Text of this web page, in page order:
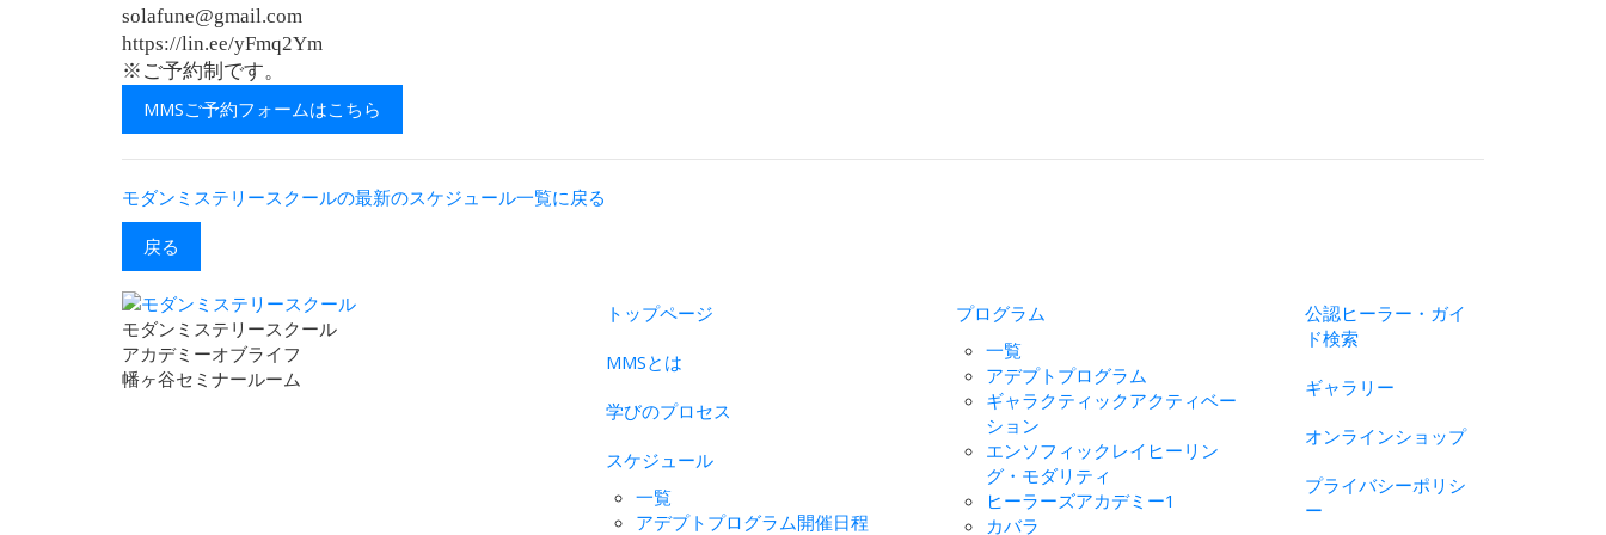
solafune@gmail.com
https://lin.ee/yFmq2Ym
※ご予約制です。
MMSご予約フォームはこちら
モダンミステリースクールの最新のスケジュール一覧に戻る
戻る
モダンミステリースクール
アカデミーオブライフ
幡ヶ谷セミナールーム
トップページ
MMSとは
学びのプロセス
スケジュール
一覧
アデプトプログラム開催日程
プログラム
一覧
アデプトプログラム
ギャラクティックアクティベー
ション
エンソフィックレイヒーリン
グ・モダリティ
ヒーラーズアカデミー1
カバラ
公認ヒーラー・ガイ
ド検索
ギャラリー
オンラインショップ
プライバシーポリシ
ー